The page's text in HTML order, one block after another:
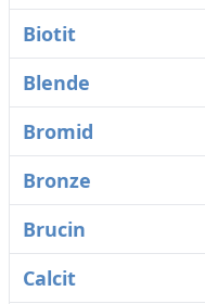
Biotit
Blende
Bromid
Bronze
Brucin
Calcit